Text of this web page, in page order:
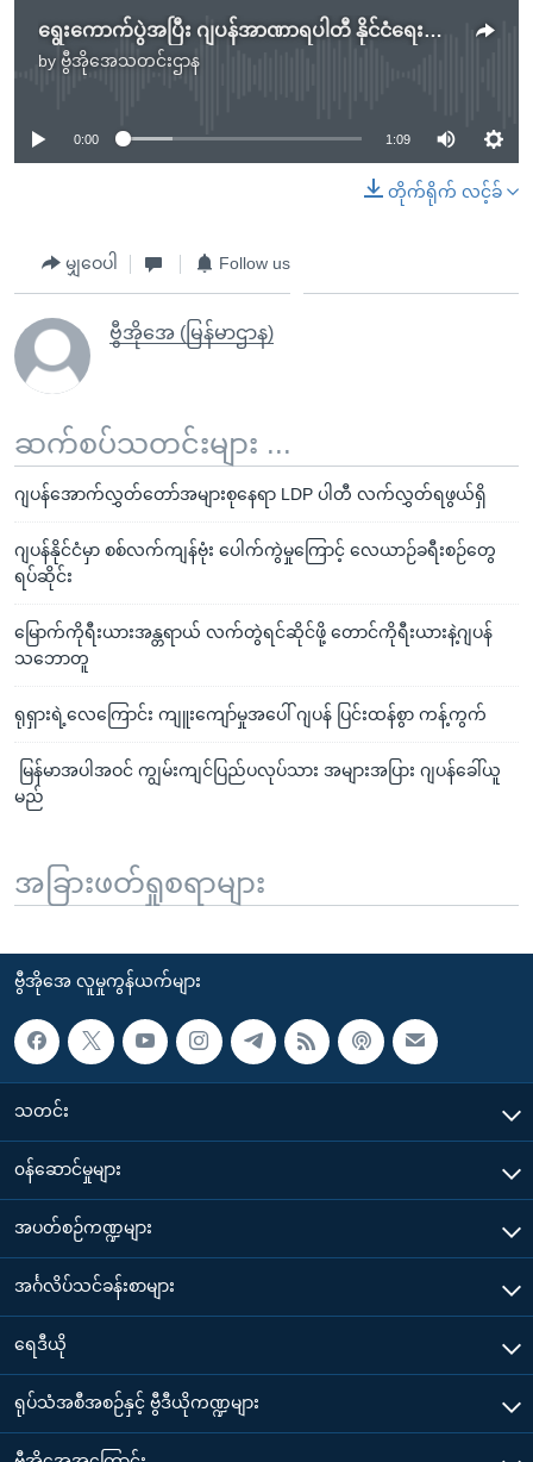
ရွေးကောက်ပွဲအပြီး ဂျပန်အာဏာရပါတီ နိုင်ငံရေးအကျပ်အတည်းနဲ့ကြုံ
by ဗွီအိုအေသတင်းဌာန
No media source currently available
0:00 1:09
တိုက်ရိုက် လင့်ခ်
မျှဝေပါ Follow us
ဗွီအိုအေ (မြန်မာဌာန)
ဆက်စပ်သတင်းများ ...
ဂျပန်အောက်လွှတ်တော်အများစုနေရာ LDP ပါတီ လက်လွှတ်ရဖွယ်ရှိ
ဂျပန်နိုင်ငံမှာ စစ်လက်ကျန်ဗုံး ပေါက်ကွဲမှုကြောင့် လေယာဉ်ခရီးစဉ်တွေ
ရပ်ဆိုင်း
မြောက်ကိုရီးယားအန္တရာယ် လက်တွဲရင်ဆိုင်ဖို့ တောင်ကိုရီးယားနဲ့ဂျပန်
သဘောတူ
ရုရှားရဲ့လေကြောင်း ကျူးကျော်မှုအပေါ် ဂျပန် ပြင်းထန်စွာ ကန့်ကွက်
မြန်မာအပါအဝင် ကျွမ်းကျင်ပြည်ပလုပ်သား အများအပြား ဂျပန်ခေါ်ယူ
မည်
အခြားဖတ်ရှုစရာများ
ဗွီအိုအေ လူမှုကွန်ယက်များ
သတင်း
၀န်ဆောင်မှုများ
အပတ်စဉ်ကဏ္ဍများ
အင်္ဂလိပ်သင်ခန်းစာများ
ရေဒီယို
ရုပ်သံအစီအစဉ်နှင့် ဗွီဒီယိုကဏ္ဍများ